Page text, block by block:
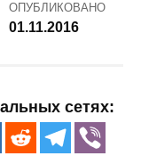
ОПУБЛИКОВАНО
01.11.2016
сетях: